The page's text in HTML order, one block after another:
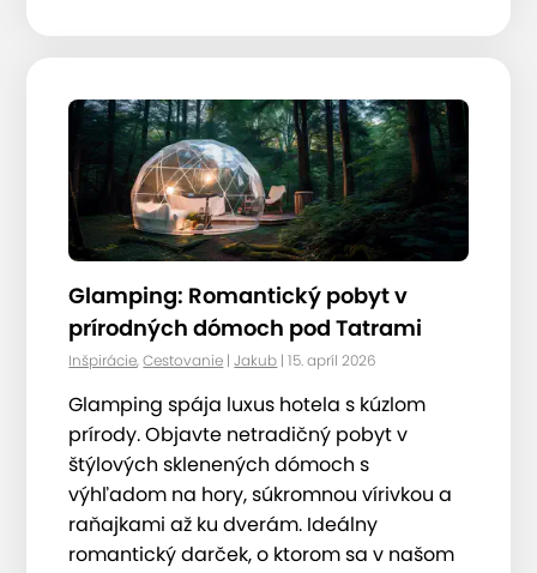
Glamping: Romantický pobyt v
prírodných dómoch pod Tatrami
Inšpirácie,Cestovanie |Jakub | 15. apríl 2026
Glamping spája luxus hotela s kúzlom
prírody. Objavte netradičný pobyt v
štýlových sklenených dómoch s
výhľadom na hory, súkromnou vírivkou a
raňajkami až ku dverám. Ideálny
romantický darček, o ktorom sa v našom